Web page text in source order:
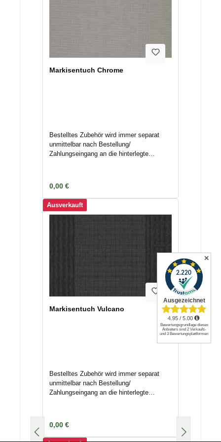
Markisentuch Chrome
Bestelltes Zubehör wird immer separat
unmittelbar nach Bestellung/
Zahlungseingang an die hinterlegte
Lagerkosten nach sich ziehen. Deswegen
geben Sie uns Bescheid, wenn das
Zubehör nicht unmittelbar versendet
Regulärer Preis:
0,00 €
Ausverkauft
Markisentuch Vulcano
Bestelltes Zubehör wird immer separat
unmittelbar nach Bestellung/
Zahlungseingang an die hinterlegte
Lagerkosten nach sich ziehen. Deswegen
geben Sie uns Bescheid, wenn das
Regulärer Preis:
0,00 €
✕